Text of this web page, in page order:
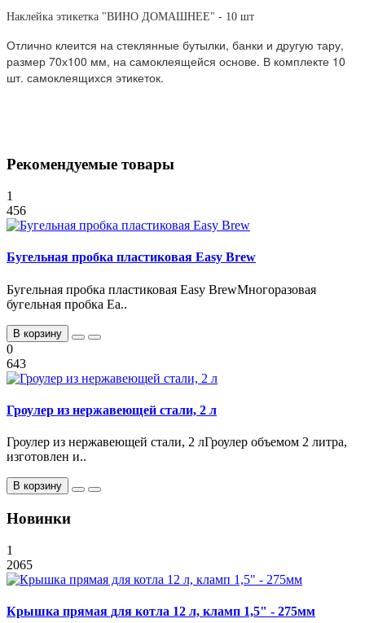
Наклейка этикетка "ВИНО ДОМАШНЕЕ" - 10 шт
Отлично клеится на стеклянные бутылки, банки и другую тару,
размер 70х100 мм, на самоклеящейся основе. В комплекте 10
шт. самоклеящихся этикеток.
Рекомендуемые товары
1
456
Бугельная пробка пластиковая Easy Brew
Бугельная пробка пластиковая Easy BrewМногоразовая
бугельная пробка Ea..
В корзину
0
643
Гроулер из нержавеющей стали, 2 л
Гроулер из нержавеющей стали, 2 лГроулер объемом 2 литра,
изготовлен и..
В корзину
Новинки
1
2065
Крышка прямая для котла 12 л, кламп 1,5" - 275мм